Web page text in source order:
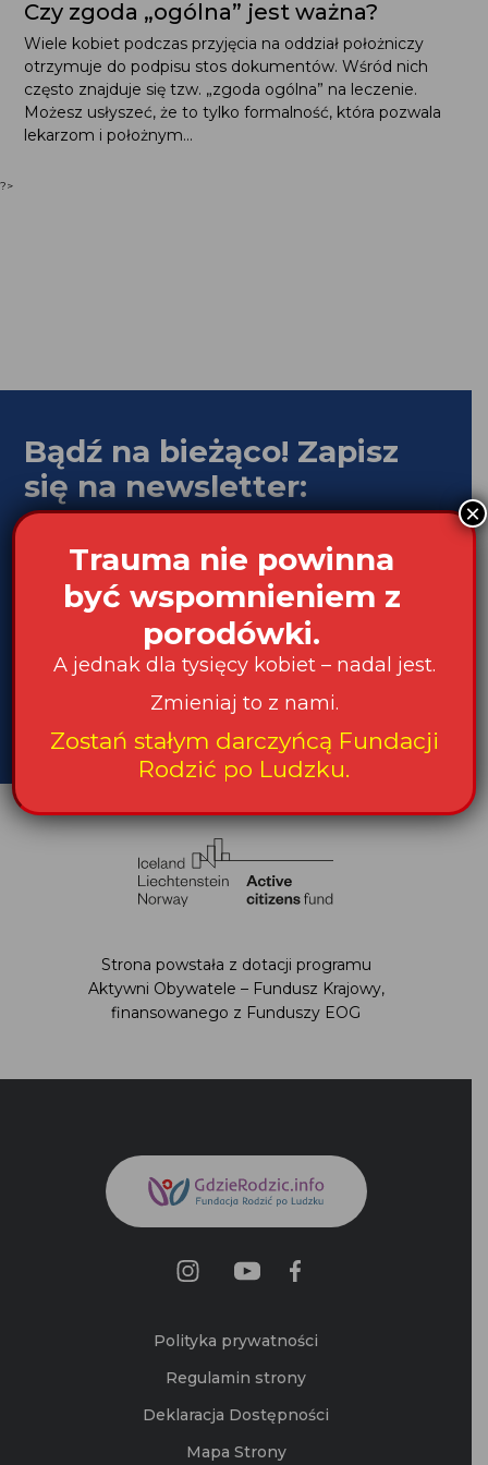
Czy zgoda „ogólna” jest ważna?
Wiele kobiet podczas przyjęcia na oddział położniczy
otrzymuje do podpisu stos dokumentów. Wśród nich
często znajduje się tzw. „zgoda ogólna” na leczenie.
Możesz usłyszeć, że to tylko formalność, która pozwala
lekarzom i położnym...
?>
Bądź na bieżąco! Zapisz
się na newsletter:
Podaj swój adres e-mail
Akceptuję Politykę Prywatności i Zgodę na
otrzymywanie informacji od Fundacji
profesjonalnie sprawujących opiekę nad kobietą w
ciąży, podczas porodu i w połogu
Strona powstała z dotacji programu
Aktywni Obywatele – Fundusz Krajowy,
finansowanego z Funduszy EOG
Polityka prywatności
Regulamin strony
Deklaracja Dostępności
Mapa Strony
Trauma nie powinna
być wspomnieniem z
porodówki.
A jednak dla tysięcy kobiet – nadal jest.
Zmieniaj to z nami.
Zostań stałym darczyńcą Fundacji
Rodzić po Ludzku.
×